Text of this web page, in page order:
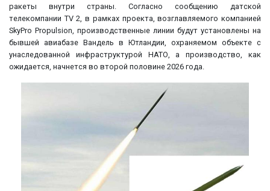
ракеты внутри страны. Согласно сообщению датской
телекомпании TV 2, в рамках проекта, возглавляемого компанией
SkyPro Propulsion, производственные линии будут установлены на
бывшей авиабазе Вандель в Ютландии, охраняемом объекте с
унаследованной инфраструктурой НАТО, а производство, как
ожидается, начнется во второй половине 2026 года.